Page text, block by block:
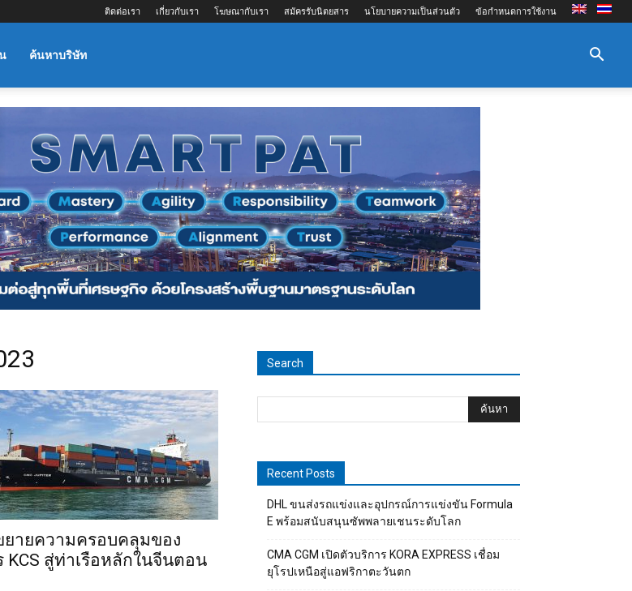
ติดต่อเรา เกี่ยวกับเรา โฆษณากับเรา สมัครรับนิตยสาร นโยบายความเป็นส่วนตัว ข้อกำหนดการใช้งาน
ค้นหาบริษัท
ยายความครอบคลุมของ
KCS สู่ท่าเรือหลักในจีนตอน
Search
Recent Posts
DHL ขนส่งรถแข่งและอุปกรณ์การแข่งขัน Formula
E พร้อมสนับสนุนซัพพลายเชนระดับโลก
CMA CGM เปิดตัวบริการ KORA EXPRESS เชื่อม
ยุโรปเหนือสู่แอฟริกาตะวันตก